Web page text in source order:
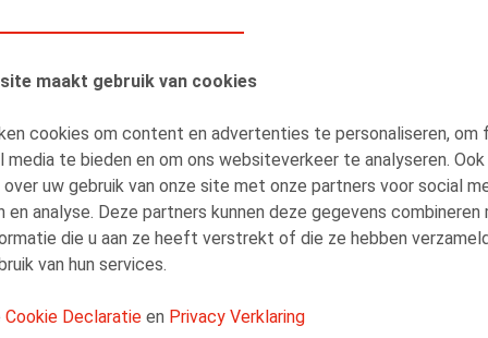
maakt gebruik van cookies
cookies om content en advertenties te personaliseren, om
media te bieden en om ons websiteverkeer te analyseren.
uw gebruik van onze site met onze partners voor social
en analyse. Deze partners kunnen deze gegevens combineren
die u aan ze heeft verstrekt of die ze hebben
van hun services.
Cookie Declaratie en Privacy Verklaring
Veerle Van Keirsbilck
Counsel